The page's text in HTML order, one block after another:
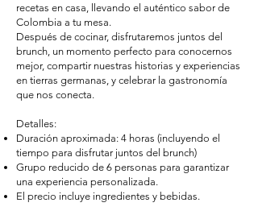
recetas en casa, llevando el auténtico sabor de
Colombia a tu mesa.
Después de cocinar, disfrutaremos juntos del
brunch, un momento perfecto para conocernos
mejor, compartir nuestras historias y experiencias
en tierras germanas, y celebrar la gastronomía
que nos conecta.
Detalles:
Duración aproximada: 4 horas (incluyendo el
tiempo para disfrutar juntos del brunch)
Grupo reducido de 6 personas para garantizar
una experiencia personalizada.
El precio incluye ingredientes y bebidas.